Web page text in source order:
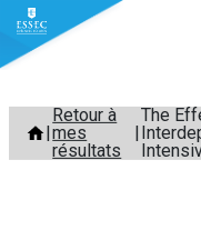
Aller
contenu
Retour à
mes
résultats
The